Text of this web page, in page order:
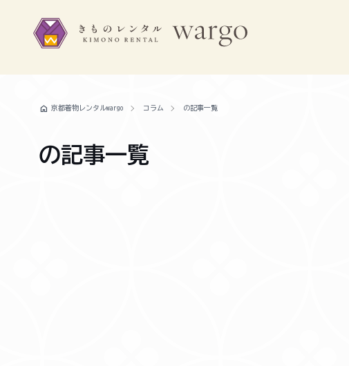
home 京都着物レンタルwargo コラム の記事一覧
の記事一覧